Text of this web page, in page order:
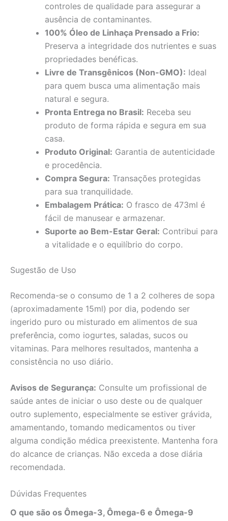
controles de qualidade para assegurar a
ausência de contaminantes.
100% Óleo de Linhaça Prensado a Frio:
Preserva a integridade dos nutrientes e suas
propriedades benéficas.
Livre de Transgênicos (Non-GMO): Ideal
para quem busca uma alimentação mais
natural e segura.
Pronta Entrega no Brasil: Receba seu
produto de forma rápida e segura em sua
casa.
Produto Original: Garantia de autenticidade
e procedência.
Compra Segura: Transações protegidas
para sua tranquilidade.
Embalagem Prática: O frasco de 473ml é
fácil de manusear e armazenar.
Suporte ao Bem-Estar Geral: Contribui para
a vitalidade e o equilíbrio do corpo.
Sugestão de Uso
Recomenda-se o consumo de 1 a 2 colheres de sopa
(aproximadamente 15ml) por dia, podendo ser
ingerido puro ou misturado em alimentos de sua
preferência, como iogurtes, saladas, sucos ou
vitaminas. Para melhores resultados, mantenha a
consistência no uso diário.
Avisos de Segurança: Consulte um profissional de
saúde antes de iniciar o uso deste ou de qualquer
outro suplemento, especialmente se estiver grávida,
amamentando, tomando medicamentos ou tiver
alguma condição médica preexistente. Mantenha fora
do alcance de crianças. Não exceda a dose diária
recomendada.
Dúvidas Frequentes
O que são os Ômega-3, Ômega-6 e Ômega-9